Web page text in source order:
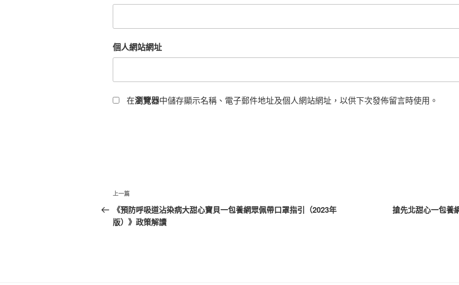
個人網站網址
在瀏覽器中儲存顯示名稱、電子郵件地址及個人網站網址，以供下次發佈留言時使用。
文
章
導
上
一
篇
上一篇
《預防呼吸道沾染病大甜心寶貝一包養網眾佩帶口罩指引（2023年
版）》政策解讀
搶先北甜心一包養